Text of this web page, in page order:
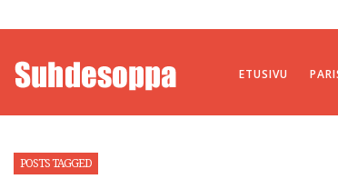
ETUSIVU
POSTS TAGGED